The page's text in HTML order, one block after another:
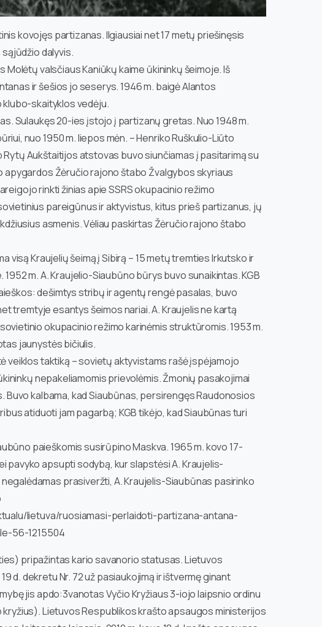
kovojęs partizanas. Ilgiausiai net 17 metų priešinęsis
dalyvis.
Molėtų valsčiaus Kaniūkų kaime ūkininkų šeimoje. Iš
ir šešios jo seserys. 1946 m. baigė Alantos
klubo-skaityklos vedėju.
Sulaukęs 20-ies įstojo į partizanų gretas. Nuo 1948 m.
nuo 1950 m. liepos mėn. – Henriko Ruškulio-Liūto
Rytų Aukštaitijos atstovas buvo siunčiamas į pasitarimą su
apygardos Žėručio rajono štabo Žvalgybos skyriaus
rinkti žinias apie SSRS okupacinio režimo
pareigūnus ir aktyvistus, kitus prieš partizanus, jų
asmenis. Vėliau paskirtas Žėručio rajono štabo
visą Kraujelių šeimą į Sibirą – 15 metų tremties Irkutsko ir
m. A. Kraujelio-Siaubūno būrys buvo sunaikintas. KGB
dešimtys stribų ir agentų rengė pasalas, buvo
tremtyje esantys šeimos nariai. A. Kraujelis ne kartą
okupacinio režimo karinėmis struktūromis. 1953 m.
jaunystės bičiulis.
veiklos taktiką – sovietų aktyvistams rašė įspėjamojo
nepakeliamomis prievolėmis. Žmonių pasakojimai
Buvo kalbama, kad Siaubūnas, persirengęs Raudonosios
atiduoti jam pagarbą; KGB tikėjo, kad Siaubūnas turi
paieškomis susirūpino Maskva. 1965 m. kovo 17-
pavyko apsupti sodybą, kur slapstėsi A. Kraujelis-
prasiveržti, A. Kraujelis-Siaubūnas pasirinko
lietuva/ruosiamasi-perlaidoti-partizana-antana-
56-1215504
pripažintas kario savanorio statusas. Lietuvos
d. dekretu Nr. 72 už pasiaukojimą ir ištvermę ginant
jis apdo:3vanotas Vyčio Kryžiaus 3-iojo laipsnio ordinu
kryžius). Lietuvos Respublikos krašto apsaugos ministerijos